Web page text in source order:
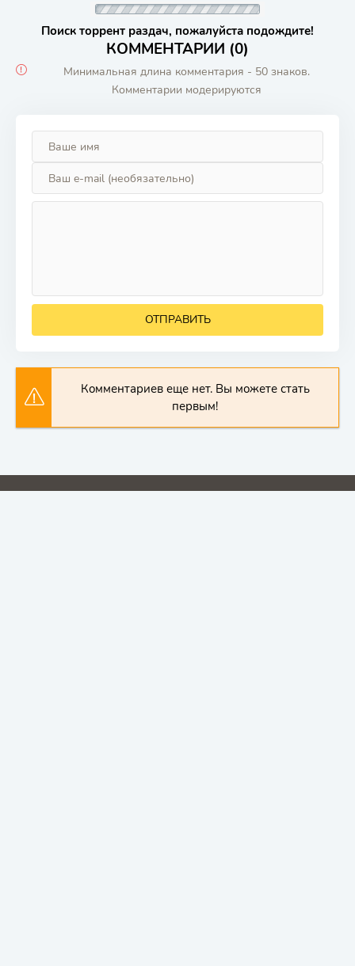
Поиск торрент раздач, пожалуйста подождите!
КОММЕНТАРИИ (0)
Минимальная длина комментария - 50 знаков.
Комментарии модерируются
ОТПРАВИТЬ
Комментариев еще нет. Вы можете стать
первым!